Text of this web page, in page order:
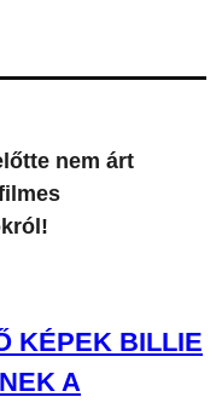
nem árt
KÉPEK BILLIE
A